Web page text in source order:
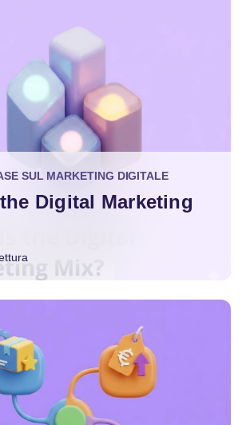
SUL MARKETING DIGITALE
Digital Marketing